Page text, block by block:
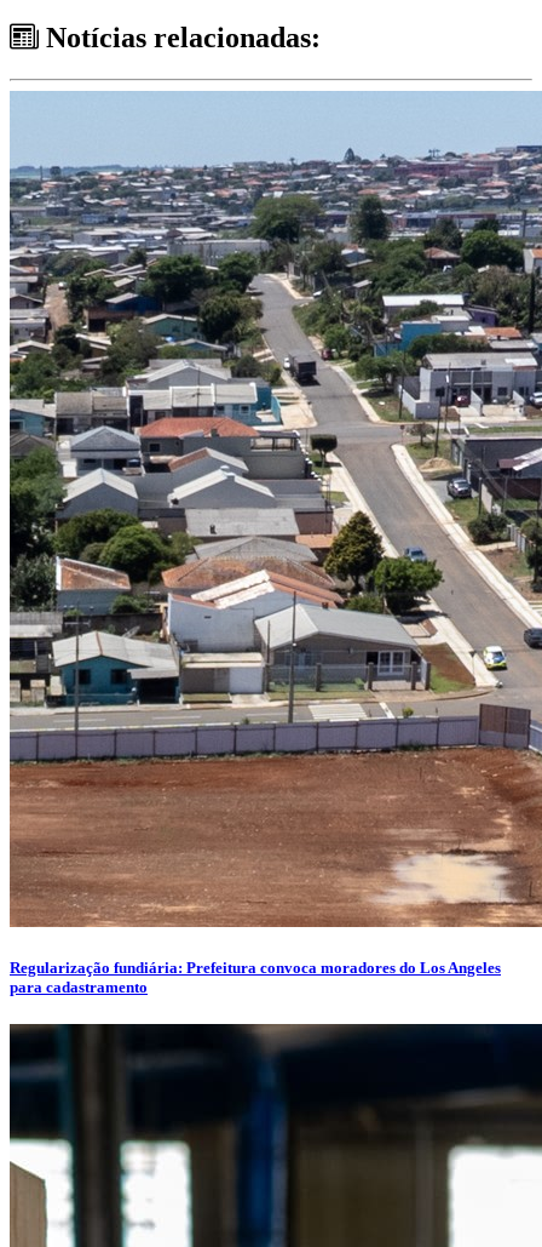
Notícias relacionadas:
Regularização fundiária: Prefeitura convoca moradores do Los Angeles
para cadastramento